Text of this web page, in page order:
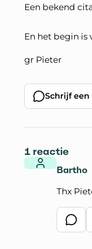
Een bekend
En het begin is
gr Pieter
Schrijf een
1 reactie
Bartho
Thx